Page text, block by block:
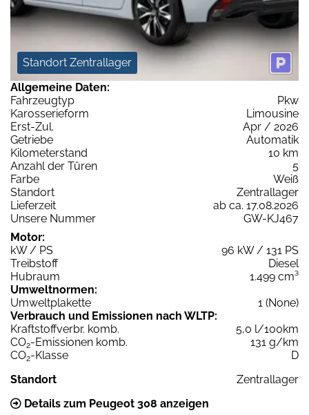
Standort Zentrallager
Allgemeine Daten:
Fahrzeugtyp
Pkw
Karosserieform
Limousine
Erst-Zul.
Apr / 2026
Getriebe
Automatik
Kilometerstand
10 km
Anzahl der Türen
5
Farbe
Weiß
Standort
Zentrallager
Lieferzeit
ab ca. 17.08.2026
Unsere Nummer
GW-KJ467
Motor:
kW / PS
96 kW / 131 PS
Treibstoff
Diesel
Hubraum
1.499 cm³
Umweltnormen:
Umweltplakette
1 (None)
Verbrauch und Emissionen nach WLTP:
Kraftstoffverbr. komb.
5,0 l/100km
CO2-Emissionen komb.
131 g/km
CO2-Klasse
D
Standort
Zentrallager
Details zum Peugeot 308 anzeigen